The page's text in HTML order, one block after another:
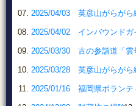
2025/04/03 英彦山がらがら
2025/04/02 インバウンドガ
2025/03/30 古の参詣道「雲
2025/03/28 英彦山がらがら
2025/01/16 福岡県ボランテ